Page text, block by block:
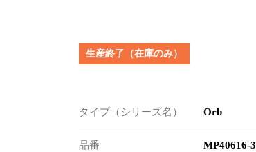
生産終了（在庫のみ）
タイプ（シリーズ名） Orb
品番 MP40616-